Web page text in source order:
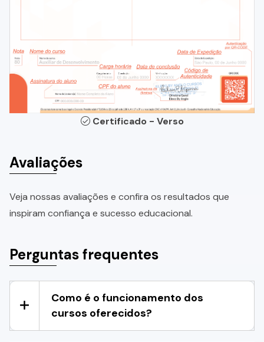
Certificado - Verso
Avaliações
Veja nossas avaliações e confira os resultados que
inspiram confiança e sucesso educacional.
Perguntas frequentes
Como é o funcionamento dos
cursos oferecidos?